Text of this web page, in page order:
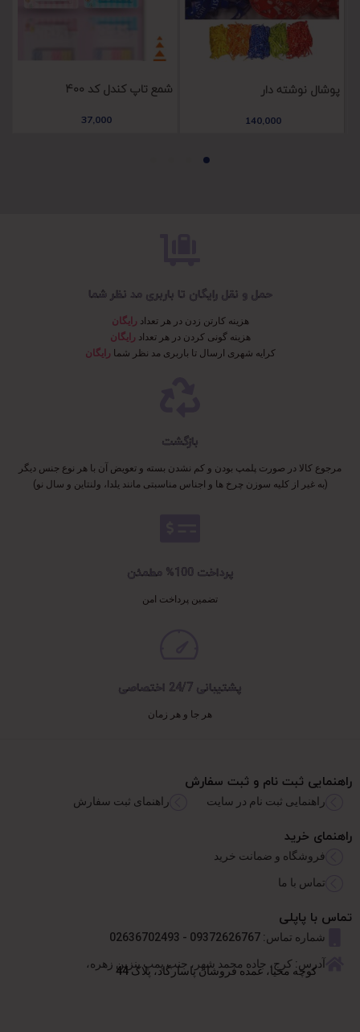
پوشال نوشته دار
140,000
شمع تاپ کندل کد 400
37,000
حمل و نقل رایگان تا باربری مد نظر شما
هزینه کارتن زدن در هر تعداد رایگان
هزینه گونی کردن در هر تعداد رایگان
کرایه شهری ارسال تا باربری مد نظر شما رایگان
بازگشت
مرجوع کالا در صورت پلمپ بودن و کم نشدن بسته و تعویض آن با هر نوع جنس دیگر
(به غیر از کلیه سوزن چرخ ها و اجناس مناسبتی مانند یلدا، ولنتاین و سال نو)
پرداخت 100% مطمئن
تضمین پرداخت امن
پشتیبانی 24/7 اختصاصی
هر جا و هر زمان
راهنمایی ثبت نام و ثبت سفارش
راهنمایی ثبت نام در سایت راهنمای ثبت سفارش
راهنمای خرید
فروشگاه و ضمانت خرید
تماس با ما
تماس با پاپلی
شماره تماس: 09372626767 - 02636702493
آدرس: کرج، جاده محمد شهر، جنب پمپ بنزین زهره،
کوچه محیا، عمده فروشان پاسارگاد، پلاک 44